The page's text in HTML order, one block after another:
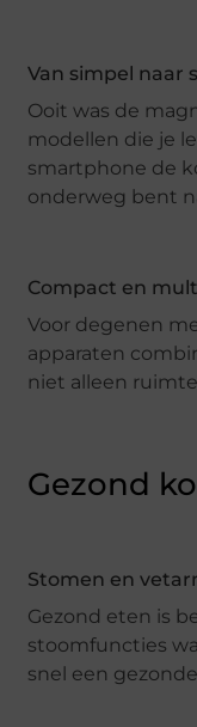
Van simpel naar
Ooit was de
modellen die je
smartphone de
onderweg bent
Compact en
Voor degenen
apparaten
niet alleen
Gezond
Stomen en
Gezond eten is
stoomfuncties
snel een